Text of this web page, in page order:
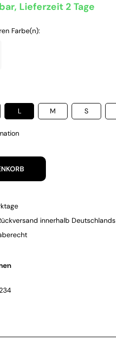
Lieferzeit 2 Tage
Farbe(n):
L M S
innerhalb Deutschlands